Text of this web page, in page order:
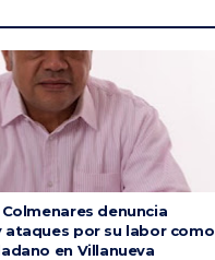
denuncia
ataques por su labor como
en Villanueva